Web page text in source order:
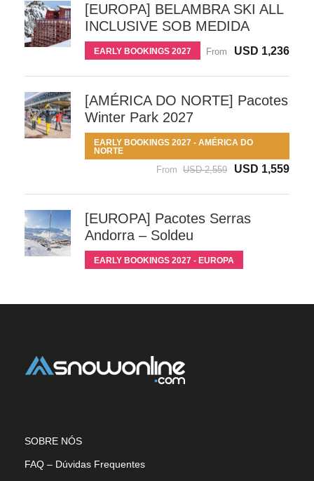
[EUROPA] BELAMBRA SKI ALL
INCLUSIVE SOB MEDIDA
EARLY BOOKINGS 2027 From USD 1,236
[AMÉRICA DO NORTE] Pacotes
Winter Park 2027
EARLY BOOKINGS 2027 - AMÉRICA DO
NORTE
From USD 2,559 USD 1,559
[EUROPA] Pacotes Serras
Andorra – Soldeu
EARLY BOOKINGS 2027 - EUROPA
SOBRE NÓS
FAQ – Dúvidas Frequentes